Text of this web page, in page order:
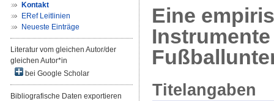
Kontakt
ERef Leitlinien
Neueste Einträge
Literatur vom gleichen Autor/der
gleichen Autor*in
bei Google Scholar
Bibliografische Daten exportieren
Eine
Titelangaben